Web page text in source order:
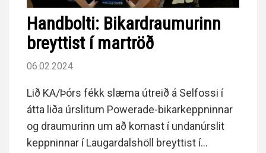
Handbolti: Bikardraumurinn
breyttist í martröð
06.02.2024
Lið KA/Þórs fékk slæma útreið á Selfossi í
átta liða úrslitum Powerade-bikarkeppninnar
og draumurinn um að komast í undanúrslit
keppninnar í Laugardalshöll breyttist í